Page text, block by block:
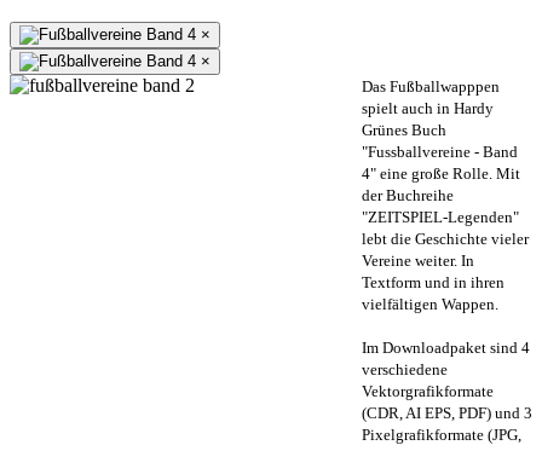
×
×
Das Fußballwapppen
spielt auch in Hardy
Grünes Buch
"Fussballvereine - Band
4" eine große Rolle. Mit
der Buchreihe
"ZEITSPIEL-Legenden"
lebt die Geschichte vieler
Vereine weiter. In
Textform und in ihren
vielfältigen Wappen.
Im Downloadpaket sind 4
verschiedene
Vektorgrafikformate
(CDR, AI EPS, PDF) und 3
Pixelgrafikformate (JPG,